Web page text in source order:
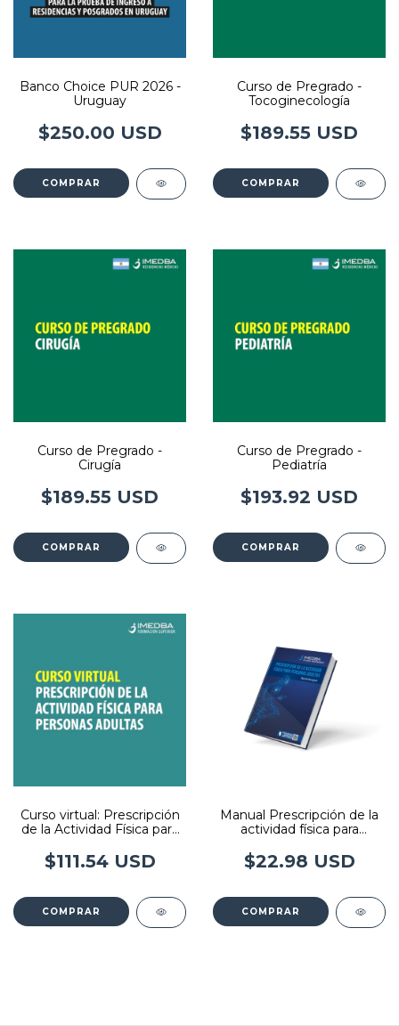
Banco Choice PUR 2026 -
Uruguay
$250.00 USD
Curso de Pregrado -
Tocoginecología
$189.55 USD
COMPRAR
Curso de Pregrado -
Cirugía
$189.55 USD
COMPRAR
Curso de Pregrado -
Pediatría
$193.92 USD
COMPRAR
Curso virtual: Prescripción
de la Actividad Física para
$111.54 USD
Manual Prescripción de la
actividad física para
Imedba
$22.98 USD